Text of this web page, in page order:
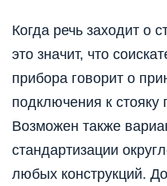
Когда речь заходит о
это значит, что
прибора говорит о
подключения к стояку
Возможен также
стандартизации
любых конструкций.